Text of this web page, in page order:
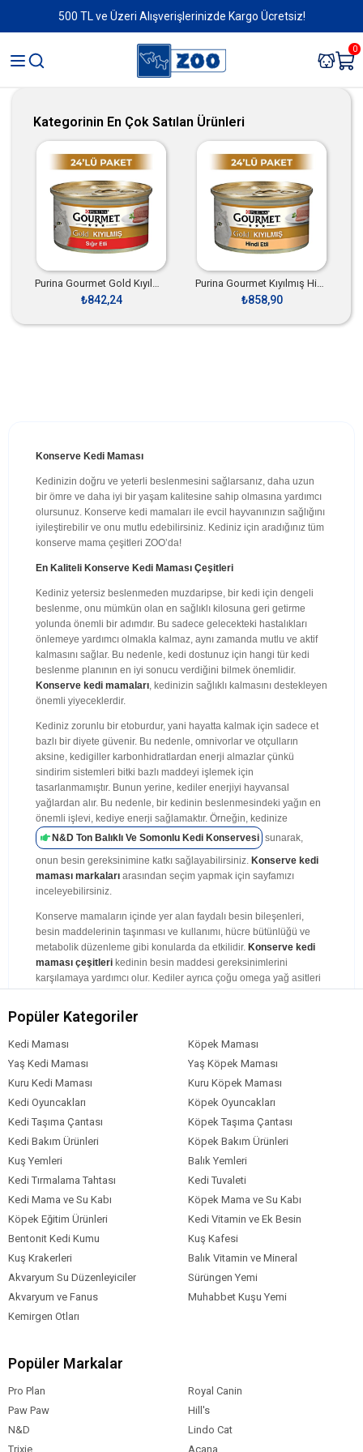
500 TL ve Üzeri Alışverişlerinizde Kargo Ücretsiz!
0
Kategorinin En Çok Satılan Ürünleri
Purina Gourmet Gold Kıyılmış Sığır Etli 85 gr 24 Adet
₺842,24
Purina Gourmet Kıyılmış Hindi Kedi Konserve 85 gr 24 Adet
₺858,90
Konserve Kedi Maması
Kedinizin doğru ve yeterli beslenmesini sağlarsanız, daha uzun
bir ömre ve daha iyi bir yaşam kalitesine sahip olmasına yardımcı
olursunuz. Konserve kedi mamaları ile evcil hayvanınızın sağlığını
iyileştirebilir ve onu mutlu edebilirsiniz. Kediniz için aradığınız tüm
konserve mama çeşitleri ZOO’da!
En Kaliteli Konserve Kedi Maması Çeşitleri
Kediniz yetersiz beslenmeden muzdaripse, bir kedi için dengeli
beslenme, onu mümkün olan en sağlıklı kilosuna geri getirme
yolunda önemli bir adımdır. Bu sadece gelecekteki hastalıkları
önlemeye yardımcı olmakla kalmaz, aynı zamanda mutlu ve aktif
kalmasını sağlar. Bu nedenle, kedi dostunuz için hangi tür kedi
beslenme planının en iyi sonucu verdiğini bilmek önemlidir.
Konserve kedi mamaları, kedinizin sağlıklı kalmasını destekleyen
önemli yiyeceklerdir.
Kediniz zorunlu bir etoburdur, yani hayatta kalmak için sadece et
bazlı bir diyete güvenir. Bu nedenle, omnivorlar ve otçulların
aksine, kedigiller karbonhidratlardan enerji almazlar çünkü
sindirim sistemleri bitki bazlı maddeyi işlemek için
tasarlanmamıştır. Bunun yerine, kediler enerjiyi hayvansal
yağlardan alır. Bu nedenle, bir kedinin beslenmesindeki yağın en
önemli işlevi, kediye enerji sağlamaktır. Örneğin, kedinize
N&D Ton Balıklı Ve Somonlu Kedi Konservesi sunarak,
onun besin gereksinimine katkı sağlayabilirsiniz. Konserve kedi
maması markaları arasından seçim yapmak için sayfamızı
inceleyebilirsiniz.
Konserve mamaların içinde yer alan faydalı besin bileşenleri,
besin maddelerinin taşınması ve kullanımı, hücre bütünlüğü ve
metabolik düzenleme gibi konularda da etkilidir. Konserve kedi
maması çeşitleri kedinin besin maddesi gereksinimlerini
karşılamaya yardımcı olur. Kediler ayrıca çoğu omega yağ asitleri
ederler. Omega yağ asitleri, bir kedinin genel sağlığında kritik bir
rol oynar. Kedi görüşü, üreme sağlığı, daha sağlam bir bağışıklık
sistemi ve daha sağlıklı bir deri ve tüy için gereklidir.
Kediler etçildir, yani sağlıklı kalmak için ete ihtiyaçları vardır. Çoğu
veteriner, bir kedi için en azından sağlıklı ve dengeli bir diyet
önerecektir. Köpeklerden farklı olarak, kedilerin sağlıklı kilolarını
korumak için büyük miktarda yiyecek veya suya ihtiyacı
yoktur. Bunun yerine, doğal olarak hem enerji hem de beslenme
için doğal besin kaynaklarından tüketmeliler. Konserve kedi
maması
bu açıdan çok önemlidir. Onlara doğru miktarda yiyecek
Doğru kilo yönetimi, kedinizin sağlığı ve yaşam kalitesi için
önemlidir. Fazla kilolu bir kedi daha sık hastalanır, iştah kaybeder
veya hareket ya da görme ile ilgili sorunlar yaşar. Kedinizin sağlıklı
kalması için sayfamızda yer alan
konserve kedi mama türleri
arasından seçim yapabilirsiniz.
ZOO’daki en popüler konserve kedi mama markaları arasında
Royal Canin yaş kedi maması, Miglior Gatto yetişkin kedi konserve
maması, Felix yaş yetişkin kedi maması, Purina Gourmet Gold kedi
Konserve Kedi Maması Çeşitleri ile Kedinizin Sağlığını Koruyun
Kedi konservesi
, kedinin daha iyi bir şekilde beslenmesine
yardımcı olacak bir mama türüdür. Kedinize hangi sıklıklar ile
vermeniz gerektiğine dair bilgi sahibi olursanız eğer kediyle
Popüler Kategoriler
Kedi Maması
Köpek Maması
Yaş Kedi Maması
Yaş Köpek Maması
Kuru Kedi Maması
Kuru Köpek Maması
Kedi Oyuncakları
Köpek Oyuncakları
Kedi Taşıma Çantası
Köpek Taşıma Çantası
Kedi Bakım Ürünleri
Köpek Bakım Ürünleri
Kuş Yemleri
Balık Yemleri
Kedi Tırmalama Tahtası
Kedi Tuvaleti
Kedi Mama ve Su Kabı
Köpek Mama ve Su Kabı
Köpek Eğitim Ürünleri
Kedi Vitamin ve Ek Besin
Bentonit Kedi Kumu
Kuş Kafesi
Kuş Krakerleri
Balık Vitamin ve Mineral
Akvaryum Su Düzenleyiciler
Sürüngen Yemi
Akvaryum ve Fanus
Muhabbet Kuşu Yemi
Kemirgen Otları
Popüler Markalar
Pro Plan
Royal Canin
Paw Paw
Hill's
N&D
Lindo Cat
Trixie
Acana